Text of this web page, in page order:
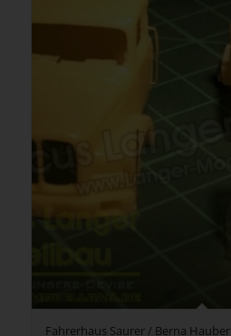
Fahrerhaus Saurer / Berna Hauber